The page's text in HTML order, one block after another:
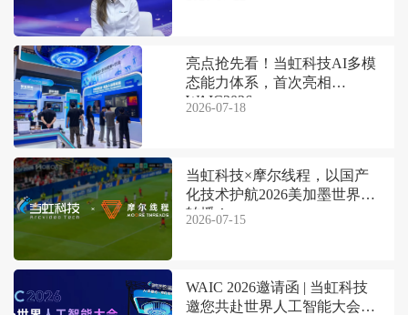
亮点抢先看！当虹科技AI多模
态能力体系，首次亮相
WAIC2026
2026-07-18
当虹科技×摩尔线程，以国产
化技术护航2026美加墨世界杯
转播！
2026-07-15
WAIC 2026邀请函 | 当虹科技
邀您共赴世界人工智能大会，